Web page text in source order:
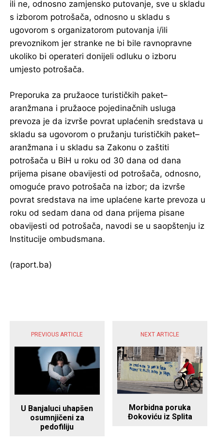
ili ne, odnosno zamjensko putovanje, sve u skladu
s izborom potrošača, odnosno u skladu s
ugovorom s organizatorom putovanja i/ili
prevoznikom jer stranke ne bi bile ravnopravne
ukoliko bi operateri donijeli odluku o izboru
umjesto potrošača.
Preporuka za pružaoce turističkih paket–
aranžmana i pružaoce pojedinačnih usluga
prevoza je da izvrše povrat uplaćenih sredstava u
skladu sa ugovorom o pružanju turističkih paket–
aranžmana i u skladu sa Zakonu o zaštiti
potrošača u BiH u roku od 30 dana od dana
prijema pisane obavijesti od potrošača, odnosno,
omoguće pravo potrošača na izbor; da izvrše
povrat sredstava na ime uplaćene karte prevoza u
roku od sedam dana od dana prijema pisane
obavijesti od potrošača, navodi se u saopštenju iz
Institucije ombudsmana.
(raport.ba)
PREVIOUS ARTICLE
U Banjaluci uhapšen
osumnjičeni za
pedofiliju
NEXT ARTICLE
Morbidna poruka
Đokoviću iz Splita